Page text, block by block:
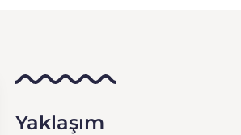
Yaklaşım